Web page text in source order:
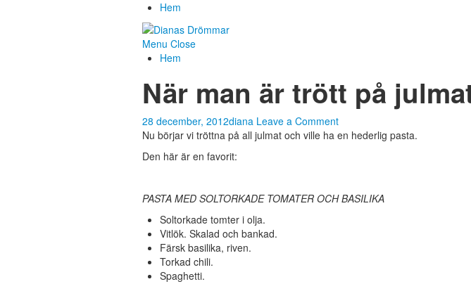
Hem
Menu Close
Hem
När man är trött på
28 december, 2012diana Leave a Comment
Nu börjar vi tröttna på all julmat och ville ha en hederlig pasta.
Den här är en favorit:
PASTA MED SOLTORKADE TOMATER OCH BASILIKA
Soltorkade tomter i olja.
Vitlök. Skalad och bankad.
Färsk basilika, riven.
Torkad chili.
Spaghetti.